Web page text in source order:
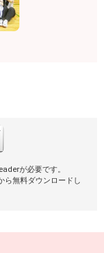
が必要です。
ら無料ダウンロードし